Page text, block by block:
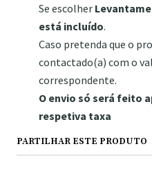
Se escolher
está incluído.
Caso pretenda que o
contactado(a) com o
correspondente.
O envio só será feito
respetiva taxa
PARTILHAR ESTE PRODUTO